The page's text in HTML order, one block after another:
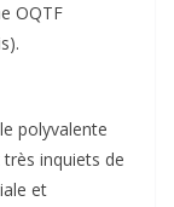
OQTF
polyvalente
inquiets de
et